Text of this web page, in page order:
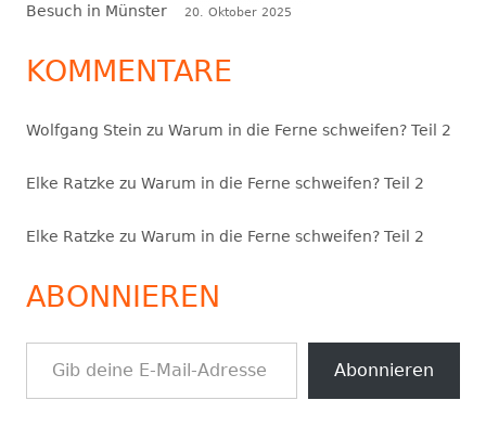
Besuch in Münster 20. Oktober 2025
KOMMENTARE
Wolfgang Stein zu Warum in die Ferne schweifen? Teil 2
Elke Ratzke zu Warum in die Ferne schweifen? Teil 2
Elke Ratzke zu Warum in die Ferne schweifen? Teil 2
ABONNIEREN
Gib deine E-Mail-Adresse ein ...
Abonnieren